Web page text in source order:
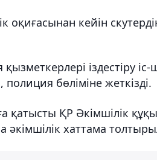
оқиғасынан кейін
іздестіру
бөліміне жеткізді.
қатысты ҚР Әкімшілік
әкімшілік хаттама